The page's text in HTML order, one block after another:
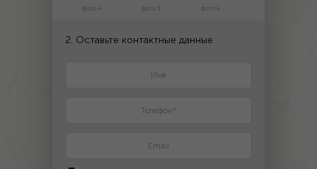
фото 4 фото 5 фото 6
2. Оставьте контактные данные